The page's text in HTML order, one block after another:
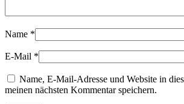
Name *
E-Mail *
Name, E-Mail-Adresse und Website in
meinen nächsten Kommentar speichern.